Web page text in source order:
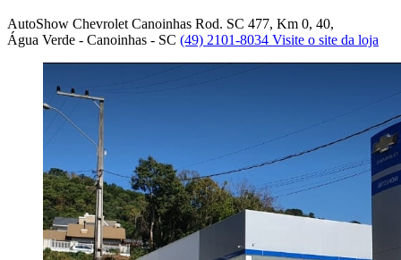
AutoShow Chevrolet Canoinhas Rod. SC 477, Km 0, 40,
Água Verde - Canoinhas - SC (49) 2101-8034 Visite o site da loja